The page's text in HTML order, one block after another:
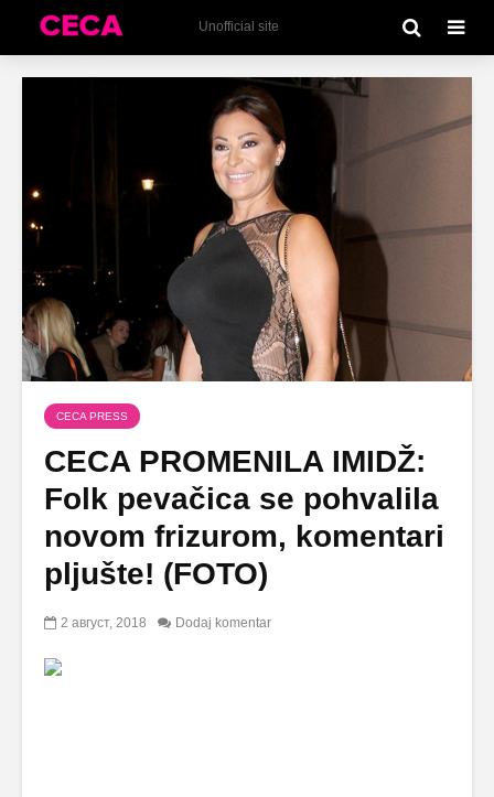
Unofficial site
CECA PRESS
CECA PROMENILA IMIDŽ:
Folk pevačica se pohvalila
novom frizurom, komentari
pljušte! (FOTO)
2 август, 2018 Dodaj komentar